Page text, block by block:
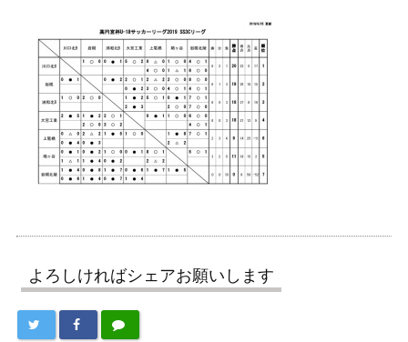
よろしければシェアお願いします